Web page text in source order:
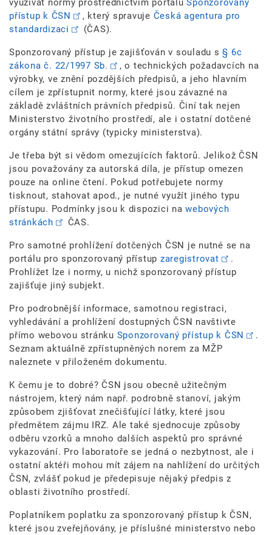
využívat normy prostřednictvím portáluSponzorovaný
přístup k ČSN
, který spravuje Česká agentura pro
standardizaci
(ČAS).
Sponzorovaný přístup je zajišťován v souladu s§ 6c
zákona č. 22/1997 Sb.
, o technických požadavcích na
výrobky, ve znění pozdějších předpisů, a jeho hlavním
cílem je zpřístupnit normy, které jsou závazné na
základě zvláštních právních předpisů. Činí tak nejen
Ministerstvo životního prostředí, ale i ostatní dotčené
orgány státní správy (typicky ministerstva).
Je třeba být si vědom omezujících faktorů. Jelikož ČSN
jsou považovány za autorská díla, je přístup omezen
pouze na online čtení. Pokud potřebujete normy
tisknout, stahovat apod., je nutné využít jiného typu
přístupu. Podmínky jsou k dispozici nawebových
stránkách
ČAS.
Pro samotné prohlížení dotčených ČSN je nutné se na
portálu pro sponzorovaný přístup zaregistrovat
.
Prohlížet lze i normy, u nichž sponzorovaný přístup
zajišťuje jiný subjekt.
Pro podrobnější informace, samotnou registraci,
vyhledávání a prohlížení dostupných ČSN navštivte
přímo webovou stránku Sponzorovaný přístup k ČSN
.
Seznam aktuálně zpřístupněných norem za MŽP
naleznete v přiloženém dokumentu.
K čemu je to dobré? ČSN jsou obecně užitečným
nástrojem, který nám např. podrobně stanoví, jakým
způsobem zjišťovat znečišťující látky, které jsou
předmětem zájmu IRZ. Ale také sjednocuje způsoby
odběru vzorků a mnoho dalších aspektů pro správné
vykazování. Pro laboratoře se jedná o nezbytnost, ale i
ostatní aktéři mohou mít zájem na nahlížení do určitých
ČSN, zvlášť pokud je předepisuje nějaký předpis z
oblasti životního prostředí.
Poplatníkem poplatku za sponzorovaný přístup k ČSN,
které jsou zveřejňovány, je příslušné ministerstvo nebo